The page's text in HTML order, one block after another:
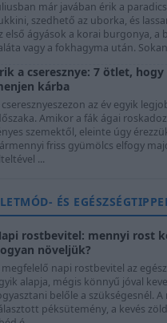
már javában érik a
szedhető az uborka, és
első ágyások a korai burgonya, a
vagy a fokhagyma után.
a cseresznye: 7 ötlet, hogy
kárba
cseresznyeszezon az év egyik
Amikor a fák ágai
szemektől, eleinte úgy
friss gyümölcs elfogy
...
ÉS
rostbevitel: mennyi rost
növeljük?
megfelelő napi rostbevitel az
alapja, mégis könnyű jóval
belőle a szükségesnél. A
péksütemény, a kevés